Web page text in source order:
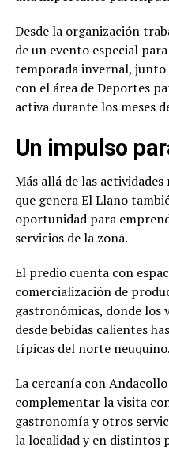
Desde la organización
de un evento especial
temporada invernal, junto
con el área de Deportes
activa durante los meses
Un impulso
Más allá de las
que genera El Llano
oportunidad para
servicios de la zona.
El predio cuenta con
comercialización de
gastronómicas, donde
desde bebidas calientes
típicas del norte neuquino.
La cercanía con
complementar la visita
gastronomía y otros
la localidad y en distintos